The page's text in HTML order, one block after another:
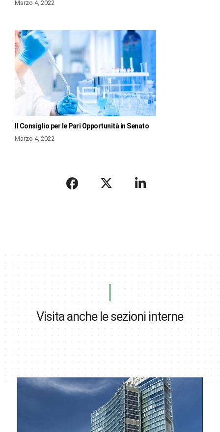
Marzo 4, 2022
Il Consiglio per le Pari Opportunità in Senato
Marzo 4, 2022
Visita anche le sezioni interne